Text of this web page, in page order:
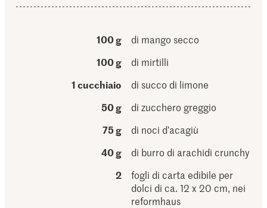
100 g
di mango secco
100 g
di mirtilli
1 cucchiaio
di succo di limone
50 g
di zucchero greggio
75 g
di noci d’acagiù
40 g
di burro di arachidi crunchy
2
fogli di carta edibile per
dolci di ca. 12 x 20 cm, nei
reformhaus